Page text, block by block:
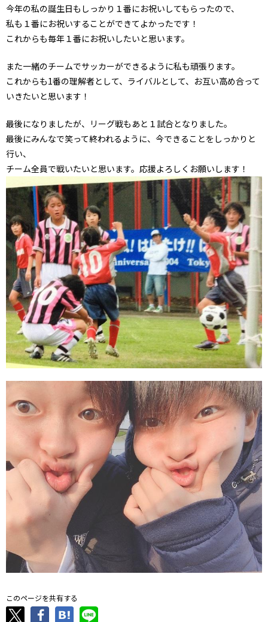
今年の私の誕生日もしっかり１番にお祝いしてもらったので、
私も１番にお祝いすることができてよかったです！
これからも毎年１番にお祝いしたいと思います。
また一緒のチームでサッカーができるように私も頑張ります。
これからも1番の理解者として、ライバルとして、お互い高め合って
いきたいと思います！
最後になりましたが、リーグ戦もあと１試合となりました。
最後にみんなで笑って終われるように、今できることをしっかりと
行い、
チーム全員で戦いたいと思います。応援よろしくお願いします！
このページを共有する